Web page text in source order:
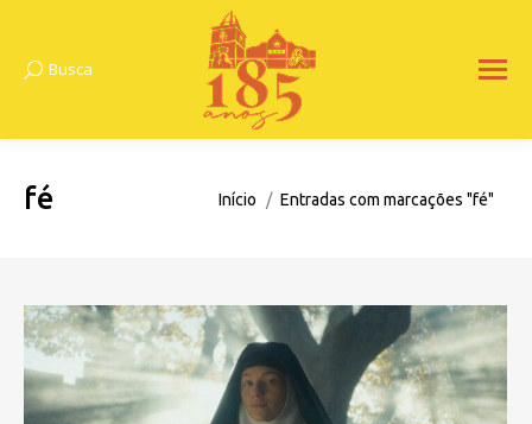
Search:
Busca
fé Você está aqui:
Início Entradas com marcações "fé"